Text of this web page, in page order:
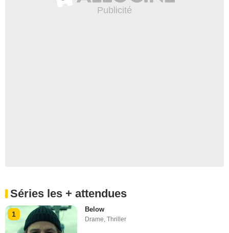
Séries les + attendues
1
Below
Drame ,Thriller